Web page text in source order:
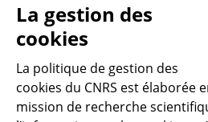
CNRS Le Mag
La gestion des
cookies
La politique de gestion des
cookies du CNRS est élaborée
mission de recherche